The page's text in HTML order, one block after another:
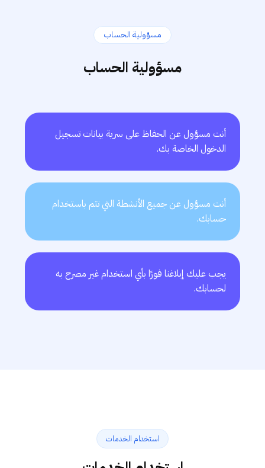
مسؤولية الحساب
مسؤولية الحساب
أنت مسؤول عن الحفاظ على سرية بيانات تسجيل
الدخول الخاصة بك.
أنت مسؤول عن جميع الأنشطة التي تتم باستخدام
حسابك.
يجب عليك إبلاغنا فورًا بأي استخدام غير مصرح به
لحسابك.
استخدام الخدمات